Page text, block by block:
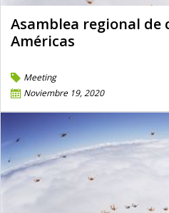
Asamblea regional de
Américas
Meeting
Noviembre 19, 2020